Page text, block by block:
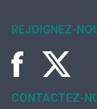
REJOIGNEZ-
CONTACTEZ-